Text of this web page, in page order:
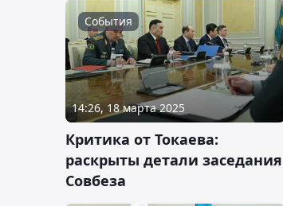
События
14:26, 18 марта 2025
Критика от Токаева:
раскрыты детали заседания
Совбеза